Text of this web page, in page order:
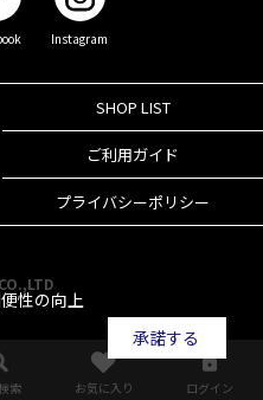
Instagram
SHOP LIST
ご利用ガイド
プライバシーポリシー
索 お気に入り ログイン
性の向上
承諾する